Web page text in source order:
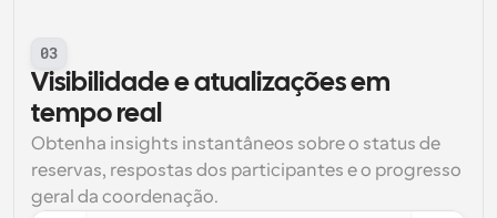
03
Visibilidade e atualizações em
tempo real
Obtenha insights instantâneos sobre o status de
reservas, respostas dos participantes e o progresso
geral da coordenação.